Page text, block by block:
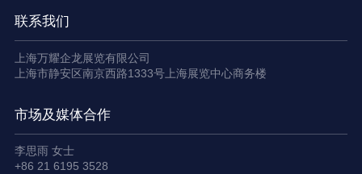
联系我们
上海万耀企龙展览有限公司
上海市静安区南京西路1333号上海展览中心商务楼
市场及媒体合作
李思雨 女士
+86 21 6195 3528